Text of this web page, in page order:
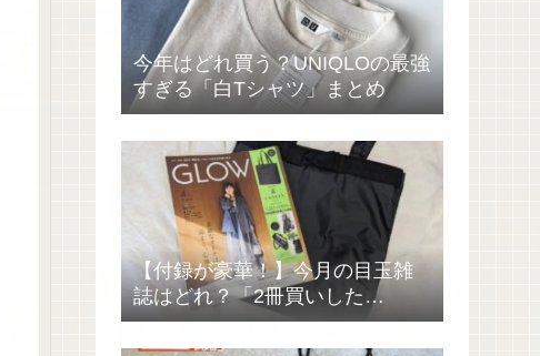
今年はどれ買う？UNIQLOの最強
すぎる「白Tシャツ」まとめ
【付録が豪華！】今月の目玉雑
誌はどれ？「2冊買いした
い……」